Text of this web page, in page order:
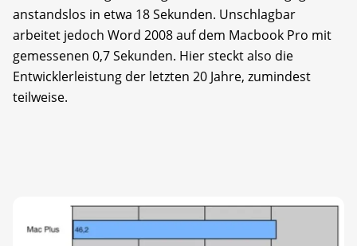
anstandslos in etwa 18 Sekunden. Unschlagbar
arbeitet jedoch Word 2008 auf dem Macbook Pro mit
gemessenen 0,7 Sekunden. Hier steckt also die
Entwicklerleistung der letzten 20 Jahre, zumindest
teilweise.